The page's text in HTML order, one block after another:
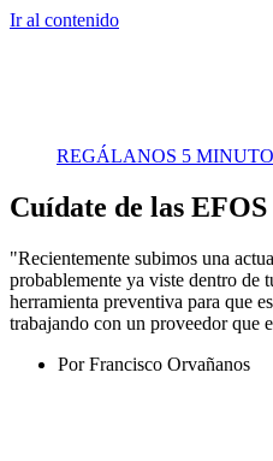
Ir al contenido
REGÁLANOS 5
Cuídate de las
"Recientemente subimos una
probablemente ya viste dentro de
herramienta preventiva para que
trabajando con un proveedor que
PorFrancisco Orvañanos